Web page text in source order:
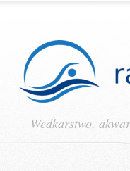
Wedkarstwo,